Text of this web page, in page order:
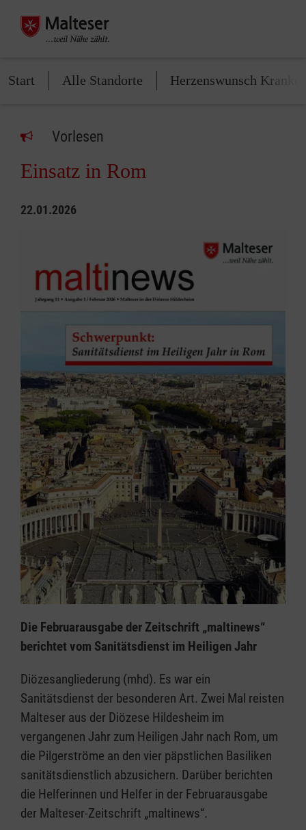
Start Alle Standorte Herzenswunsch
Vorlesen
Einsatz in Rom
22.01.2026
Die Februarausgabe der Zeitschrift „maltinews“
berichtet vom Sanitätsdienst im Heiligen Jahr
Diözesangliederung (mhd). Es war ein
Sanitätsdienst der besonderen Art. Zwei Mal reisten
Malteser aus der Diözese Hildesheim im
vergangenen Jahr zum Heiligen Jahr nach Rom, um
die Pilgerströme an den vier päpstlichen Basiliken
sanitätsdienstlich abzusichern. Darüber berichten
die Helferinnen und Helfer in der Februarausgabe
der Malteser-Zeitschrift „maltinews“.